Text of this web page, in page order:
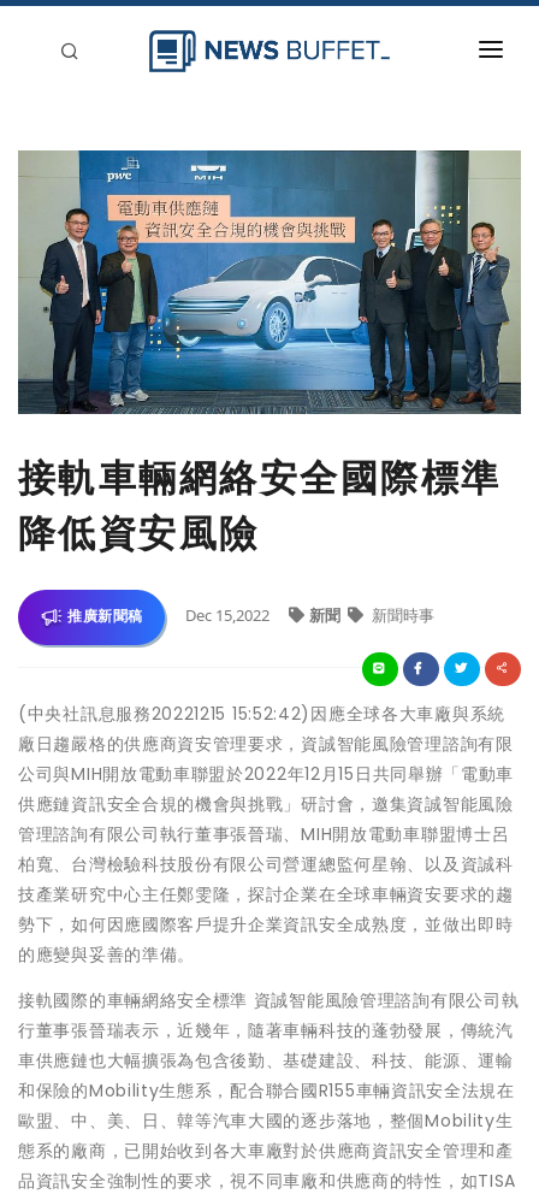
新聞稿分類
登入
刊登
接軌車輛網絡安全國際標準
降低資安風險
推廣新聞稿 Dec 15,2022 新聞 新聞時事
(中央社訊息服務20221215 15:52:42)因應全球各大車廠與系統
廠日趨嚴格的供應商資安管理要求，資誠智能風險管理諮詢有限
公司與MIH開放電動車聯盟於2022年12月15日共同舉辦「電動車
供應鏈資訊安全合規的機會與挑戰」研討會，邀集資誠智能風險
管理諮詢有限公司執行董事張晉瑞、MIH開放電動車聯盟博士呂
柏寬、台灣檢驗科技股份有限公司營運總監何星翰、以及資誠科
技產業研究中心主任鄭雯隆，探討企業在全球車輛資安要求的趨
勢下，如何因應國際客戶提升企業資訊安全成熟度，並做出即時
的應變與妥善的準備。
接軌國際的車輛網絡安全標準 資誠智能風險管理諮詢有限公司執
行董事張晉瑞表示，近幾年，隨著車輛科技的蓬勃發展，傳統汽
車供應鏈也大幅擴張為包含後勤、基礎建設、科技、能源、運輸
和保險的Mobility生態系，配合聯合國R155車輛資訊安全法規在
歐盟、中、美、日、韓等汽車大國的逐步落地，整個Mobility生
態系的廠商，已開始收到各大車廠對於供應商資訊安全管理和產
品資訊安全強制性的要求，視不同車廠和供應商的特性，如TISA